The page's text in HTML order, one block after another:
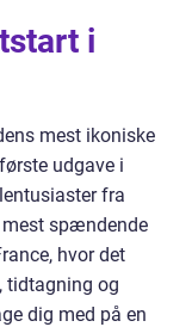
i
mest ikoniske
udgave i
fra
mest spændende
hvor det
tidtagning og
dig med på en